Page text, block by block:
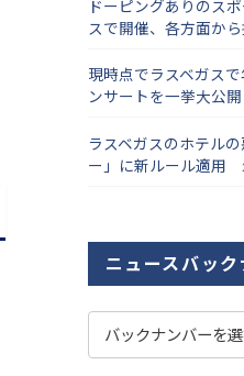
ドーピングありのス
スで開催、各方面か
現時点でラスベガス
ンサートを一挙大公開
ラスベガスのホテル
ー」に新ルール適用
ニュースバック